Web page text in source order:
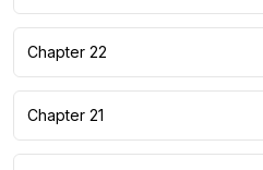
Chapter 22
Chapter 21